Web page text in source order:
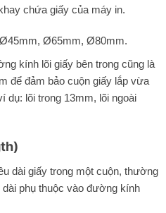
chứa giấy của máy in.
Ø65mm, Ø80mm.
kính lõi giấy bên trong cũng là
để đảm bảo cuộn giấy lắp vừa
dụ: lõi trong 13mm, lõi ngoài
dài giấy trong một cuộn, thường
phụ thuộc vào đường kính